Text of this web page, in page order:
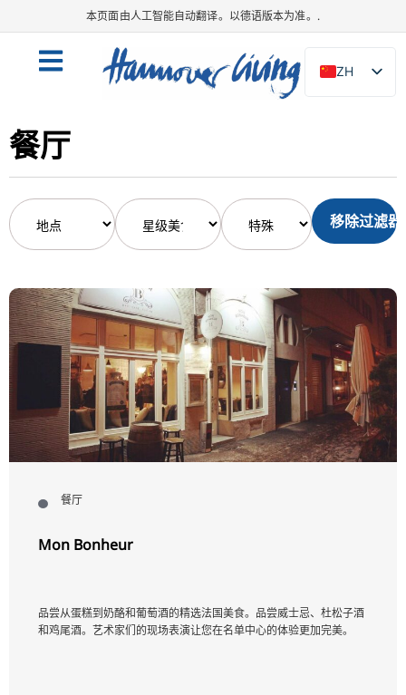
本页面由人工智能自动翻译。以德语版本为准。.
ZH
DE
ES
SV
FR
PT
TR
RU
FI
餐厅
移除过滤器
餐厅
Mon Bonheur
品尝从蛋糕到奶酪和葡萄酒的精选法国美食。品尝威士忌、杜松子酒
和鸡尾酒。艺术家们的现场表演让您在名单中心的体验更加完美。